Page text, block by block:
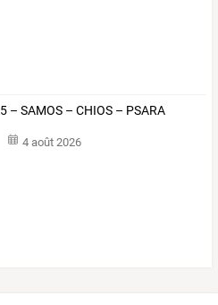
5 – SAMOS – CHIOS – PSARA
4 août 2026